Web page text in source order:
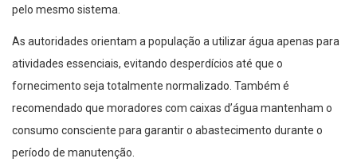
pelo mesmo sistema.
As autoridades orientam a população a utilizar água apenas para
atividades essenciais, evitando desperdícios até que o
fornecimento seja totalmente normalizado. Também é
recomendado que moradores com caixas d’água mantenham o
consumo consciente para garantir o abastecimento durante o
período de manutenção.